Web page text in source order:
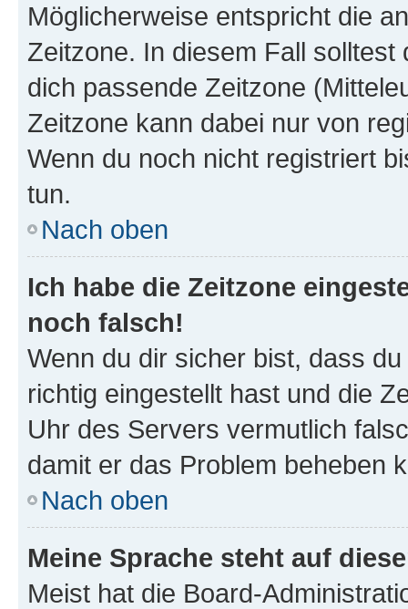
Möglicherweise entspricht die
Zeitzone. In diesem Fall solltest
dich passende Zeitzone
Zeitzone kann dabei nur von
Wenn du noch nicht registriert
tun.
Nach oben
Ich habe die Zeitzone
noch falsch!
Wenn du dir sicher bist, dass
richtig eingestellt hast und die
Uhr des Servers vermutlich
damit er das Problem beheben
Nach oben
Meine Sprache steht auf
Meist hat die Board-